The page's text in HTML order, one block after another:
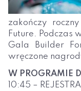
zakończy
Future. Podczas
Gala Builder
wręczone
W PROGRAMIE
10:45 –